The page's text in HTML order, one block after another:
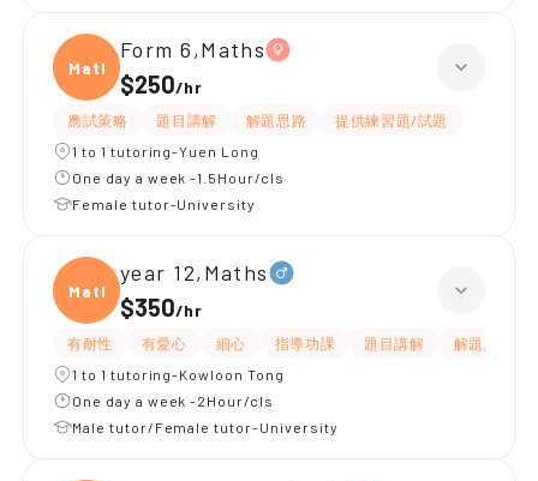
Maths
Form 6,Maths
$250/hr
應試策略 題目講解 解題思路
提供練習題/試題
1 to 1 tutoring-Yuen Long
One day a week -1.5Hour/cls
Female tutor-University
Maths
year 12,Maths
$350/hr
有耐性 有愛心 細心 指導功課 題目講解
解題思路
1 to 1 tutoring-Kowloon Tong
One day a week -2Hour/cls
Male tutor/Female tutor-University